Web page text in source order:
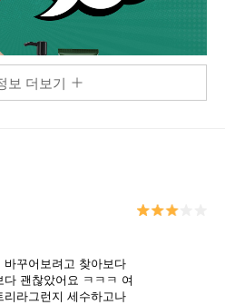
보 더보기
꾸어보려고 찾아보다
괜찮았어요 ㅋㅋㅋ 여
라그런지 세수하고나